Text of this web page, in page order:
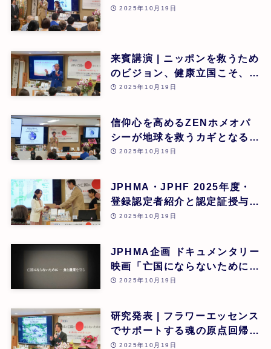
2025年10月19日
来賓講演 | ニッポンを救うため
のビジョン、健康立国こそ、日
本再生の道 | 吉野敏明(医療法
ック 院長) | 第26回
2025年10月19日
信仰心を高めるZENホメオパ
シーが地球を救うカギとなる |
道繁良 | 第26回
2025年10月19日
JPHMA・JPHF 2025年度・
登録認定者紹介と認定証授与式
| 第26回
2025年10月19日
JPHMA企画 ドキュメンタリー
映画「亡国にならないために食
と農業を守る」 | 第26回
2025年10月19日
研究発表 | フラワーエッセンス
でサポートする魂の原点回帰 |
東昭史 | 第26回
2025年10月19日